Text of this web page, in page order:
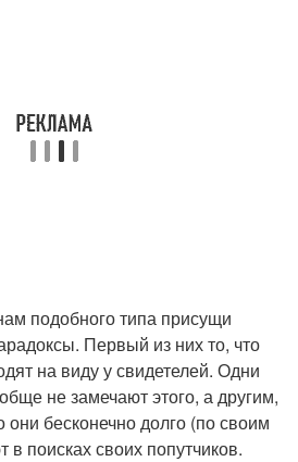
подобного типа присущи
Первый из них то, что
на виду у свидетелей. Одни
не замечают этого, а другим,
они бесконечно долго (по своим
поисках своих попутчиков.